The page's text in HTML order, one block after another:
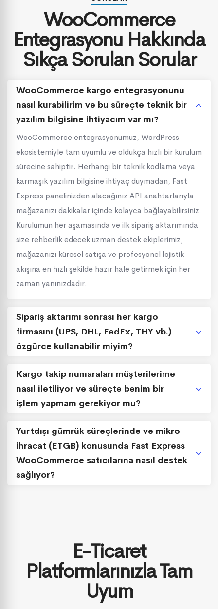
WooCommerce
Entegrasyonu Hakkında
Sıkça Sorulan Sorular
WooCommerce kargo entegrasyonunu
nasıl kurabilirim ve bu süreçte teknik bir
yazılım bilgisine ihtiyacım var mı?
WooCommerce entegrasyonumuz, WordPress
ekosistemiyle tam uyumlu ve oldukça hızlı bir kurulum
sürecine sahiptir. Herhangi bir teknik kodlama veya
karmaşık yazılım bilgisine ihtiyaç duymadan, Fast
Express panelinizden alacağınız API anahtarlarıyla
mağazanızı dakikalar içinde kolayca bağlayabilirsiniz.
Kurulumun her aşamasında ve ilk sipariş aktarımında
size rehberlik edecek uzman destek ekiplerimiz,
mağazanızı küresel satışa ve profesyonel lojistik
akışına en hızlı şekilde hazır hale getirmek için her
zaman yanınızdadır.
Sipariş aktarımı sonrası her kargo
firmasını (UPS, DHL, FedEx, THY vb.)
özgürce kullanabilir miyim?
Kargo takip numaraları müşterilerime
nasıl iletiliyor ve süreçte benim bir
işlem yapmam gerekiyor mu?
Yurtdışı gümrük süreçlerinde ve mikro
ihracat (ETGB) konusunda Fast Express
WooCommerce satıcılarına nasıl destek
sağlıyor?
E-Ticaret
Platformlarınızla Tam
Uyum